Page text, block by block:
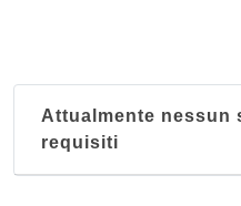
Attualmente nessun
requisiti